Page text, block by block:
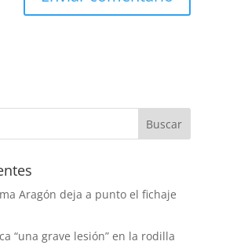
Aragón deja a punto el fichaje
“una grave lesión” en la rodilla